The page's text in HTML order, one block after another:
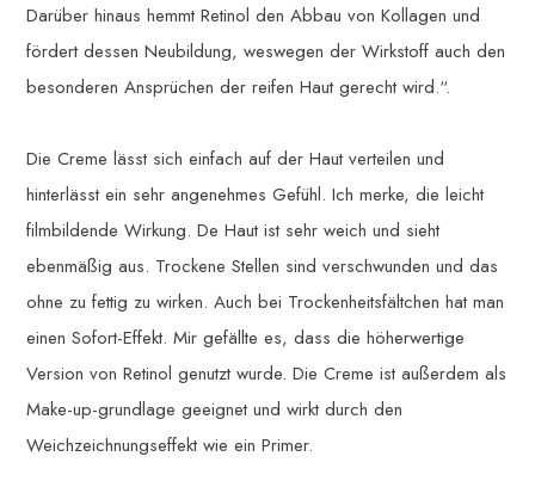
Darüber hinaus hemmt Retinol den Abbau von Kollagen und
fördert dessen Neubildung, weswegen der Wirkstoff auch den
besonderen Ansprüchen der reifen Haut gerecht wird.“.
Die Creme lässt sich einfach auf der Haut verteilen und
hinterlässt ein sehr angenehmes Gefühl. Ich merke, die leicht
filmbildende Wirkung. De Haut ist sehr weich und sieht
ebenmäßig aus. Trockene Stellen sind verschwunden und das
ohne zu fettig zu wirken. Auch bei Trockenheitsfältchen hat man
einen Sofort-Effekt. Mir gefällte es, dass die höherwertige
Version von Retinol genutzt wurde. Die Creme ist außerdem als
Make-up-grundlage geeignet und wirkt durch den
Weichzeichnungseffekt wie ein Primer.